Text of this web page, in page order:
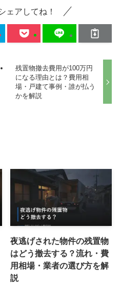
ェアしてね！
残置物撤去費用が100万円
になる理由とは？費用相
場・戸建て事例・誰が払う
かを解説
夜逃げされた物件の残置物
はどう撤去する？流れ・費
用相場・業者の選び方を解
説